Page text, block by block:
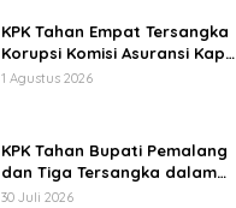
KPK Tahan Empat Tersangka
Korupsi Komisi Asuransi Kapal
PT Pelni
1 Agustus 2026
KPK Tahan Bupati Pemalang
dan Tiga Tersangka dalam
Kasus Dugaan Pemerasan
30 Juli 2026